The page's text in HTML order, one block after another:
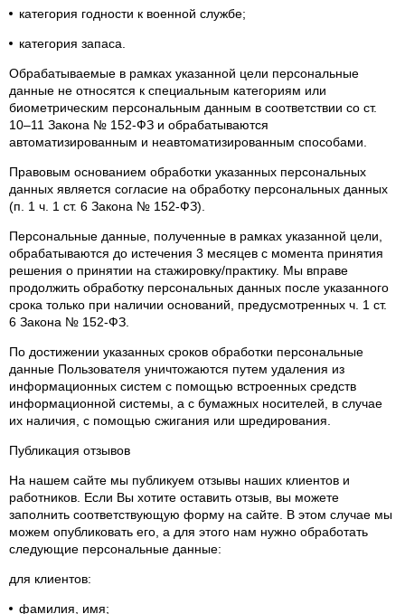
категория годности к военной службе;
категория запаса.
Обрабатываемые в рамках указанной цели персональные
данные не относятся к специальным категориям или
биометрическим персональным данным в соответствии со ст.
10–11 Закона № 152-ФЗ и обрабатываются
автоматизированным и неавтоматизированным способами.
Правовым основанием обработки указанных персональных
данных является согласие на обработку персональных данных
(п. 1 ч. 1 ст. 6 Закона № 152-ФЗ).
Персональные данные, полученные в рамках указанной цели,
обрабатываются до истечения 3 месяцев с момента принятия
решения о принятии на стажировку/практику. Мы вправе
продолжить обработку персональных данных после указанного
срока только при наличии оснований, предусмотренных ч. 1 ст.
6 Закона № 152-ФЗ.
По достижении указанных сроков обработки персональные
данные Пользователя уничтожаются путем удаления из
информационных систем с помощью встроенных средств
информационной системы, а с бумажных носителей, в случае
их наличия, с помощью сжигания или шредирования.
Публикация отзывов
На нашем сайте мы публикуем отзывы наших клиентов и
работников. Если Вы хотите оставить отзыв, вы можете
заполнить соответствующую форму на сайте. В этом случае мы
можем опубликовать его, а для этого нам нужно обработать
следующие персональные данные:
для клиентов:
фамилия, имя;